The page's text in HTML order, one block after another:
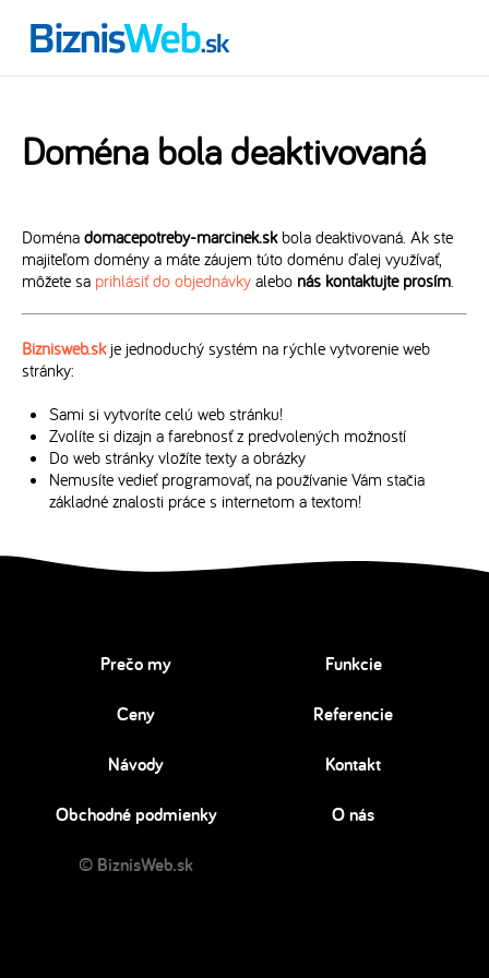
Doména bola deaktivovaná
Doména domacepotreby-marcinek.skbola deaktivovaná. Ak ste
majiteľom domény a máte záujem túto doménu ďalej využívať,
môžete sa prihlásiť do objednávky alebo nás kontaktujte prosím.
Biznisweb.skje jednoduchý systém na rýchle vytvorenie web
stránky:
Sami si vytvoríte celú web stránku!
Zvolíte si dizajn a farebnosť z predvolených možností
Do web stránky vložíte texty a obrázky
Nemusíte vedieť programovať, na používanie Vám stačia
základné znalosti práce s internetom a textom!
Prečo my Funkcie
Ceny Referencie
Návody Kontakt
Obchodné podmienky O nás
© BiznisWeb.sk